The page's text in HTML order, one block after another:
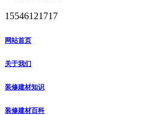
15546121717
网站首页
关于我们
装修建材知识
装修建材百科